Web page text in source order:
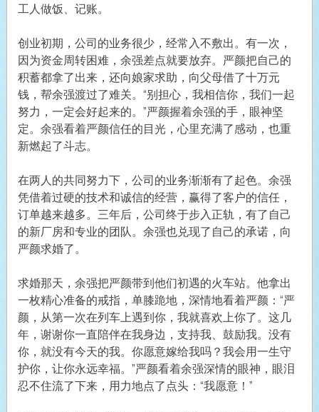
工人做饭、记账。
创业初期，公司的业务很少，经常入不敷出。有一次，
因为资金周转困难，余强差点就要放弃。严颜把自己的
积蓄都拿了出来，还向娘家求助，向父母借了十万元
钱，帮余强渡过了难关。“别担心，我相信你，我们一起
努力，一定会好起来的。”严颜握着余强的手，眼神坚
定。余强看着严颜信任的目光，心里充满了感动，也重
新燃起了斗志。
在两人的共同努力下，公司的业务渐渐有了起色。余强
凭借着过硬的技术和诚信的经营，赢得了客户的信任，
订单越来越多。三年后，公司终于步入正轨，有了自己
的新厂房和专业的团队。余强也兑现了自己的承诺，向
严颜求婚了。
求婚那天，余强把严颜带到他们初遇的火车站。他拿出
一枚精心准备的戒指，单膝跪地，深情地看着严颜：“严
颜，从第一次在列车上遇到你，我就喜欢上你了。这几
年，谢谢你一直陪伴在我身边，支持我、鼓励我。没有
你，就没有今天的我。你愿意嫁给我吗？我会用一生守
护你，让你永远幸福。”严颜看着余强深情的眼神，眼泪
忍不住流了下来，用力地点了点头：“我愿意！”